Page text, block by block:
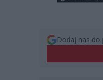
Dodaj nas do